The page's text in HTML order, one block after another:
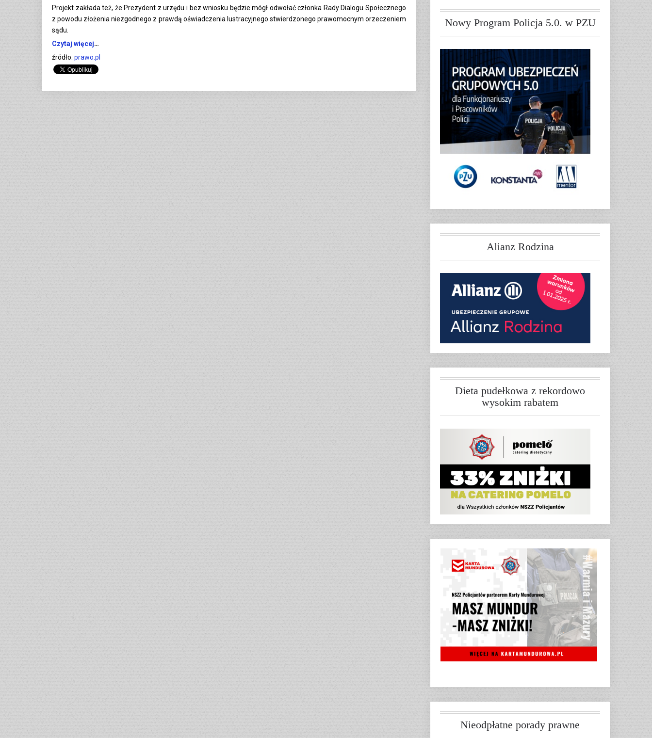
Projekt zakłada też, że Prezydent z urzędu i bez wniosku będzie mógł odwołać członka Rady Dialogu Społecznego
z powodu złożenia niezgodnego z prawdą oświadczenia lustracyjnego stwierdzonego prawomocnym orzeczeniem
sądu.
Czytaj więcej…
źródło: prawo.pl
Nowy Program Policja 5.0. w PZU
Alianz Rodzina
Dieta pudełkowa z rekordowo
wysokim rabatem
Nieodpłatne porady prawne